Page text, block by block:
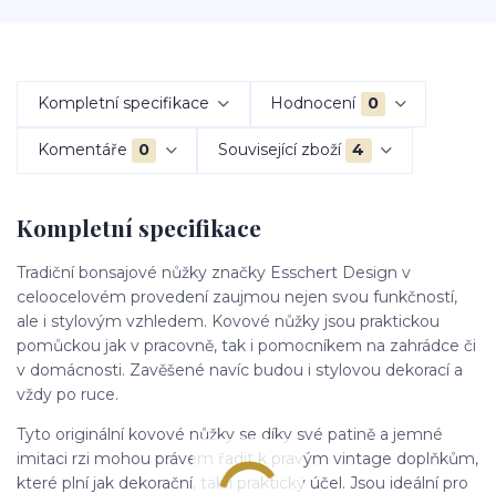
Kompletní specifikace Hodnocení 0
Komentáře 0 Související zboží 4
Kompletní specifikace
Tradiční bonsajové nůžky značky Esschert Design v
celoocelovém provedení zaujmou nejen svou funkčností,
ale i stylovým vzhledem. Kovové nůžky jsou praktickou
pomůckou jak v pracovně, tak i pomocníkem na zahrádce či
v domácnosti. Zavěšené navíc budou i stylovou dekorací a
vždy po ruce.
Tyto originální kovové nůžky se díky své patině a jemné
imitaci rzi mohou právem řadit k pravým vintage doplňkům,
které plní jak dekorační, tak i praktický účel. Jsou ideální pro